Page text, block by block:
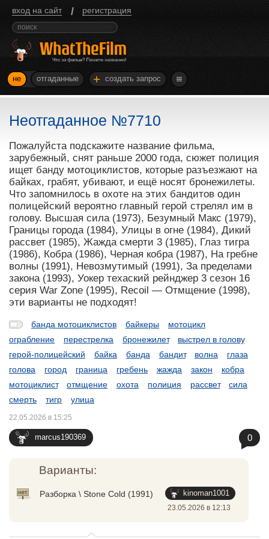
вход на сайт / регистрация
не отгаданные + создать запрос
Неотгаданное №7710
Пожалуйста подскажите название фильма,
зарубежный, снят раньше 2000 года, сюжет полиция
ищет банду мотоциклистов, которые разъезжают на
байках, грабят, убивают, и ещё носят бронежилеты.
Что запомнилось в охоте на этих бандитов один
полицейский вероятно главный герой стрелял им в
голову. Высшая сила (1973), Безумный Макс (1979),
Границы города (1984), Улицы в огне (1984), Дикий
рассвет (1985), Жажда смерти 3 (1985), Глаз тигра
(1986), Кобра (1986), Черная кобра (1987), На гребне
волны (1991), Невозмутимый (1991), За пределами
закона (1993), Уокер техаский рейнджер 3 сезон 16
серия War Zone (1995), Recoil — Отмщение (1998),
эти варианты не подходят!
банда мотоциклистов байкеры
мотоцикл
ограбление
перестрелка бронежилет
выстрел в голову
герой-полицейский
байка банда бандит волна
глаза
голова
город граница гребень жажда закон
кобра
мотоциклист
отмщение охота полиция рассвет
сила
смерть
тигр улица
marcus190369
22.05.2026 в 15:25
0
Варианты:
Разборка \ Stone Cold (1991) kinoman1001
23.05.2026 в 12:13